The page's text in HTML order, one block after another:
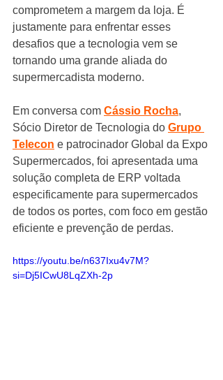
comprometem a margem da loja. É
justamente para enfrentar esses
desafios que a tecnologia vem se
tornando uma grande aliada do
supermercadista moderno.
Em conversa com Cássio Rocha,
Sócio Diretor de Tecnologia do Grupo
Telecon e patrocinador Global da Expo
Supermercados, foi apresentada uma
solução completa de ERP voltada
especificamente para supermercados
de todos os portes, com foco em gestão
eficiente e prevenção de perdas.
https://youtu.be/n637Ixu4v7M?
si=Dj5ICwU8LqZXh-2p